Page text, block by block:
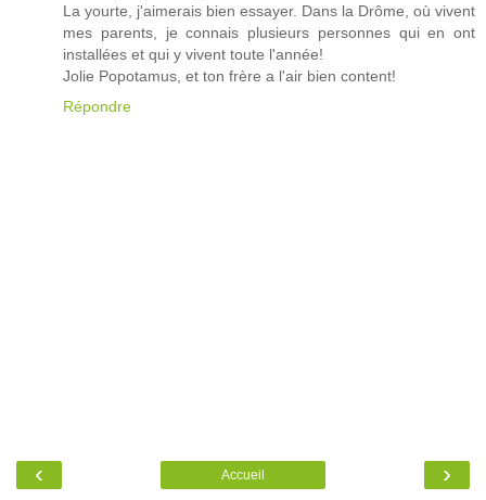
La yourte, j'aimerais bien essayer. Dans la Drôme, où vivent
mes parents, je connais plusieurs personnes qui en ont
installées et qui y vivent toute l'année!
Jolie Popotamus, et ton frère a l'air bien content!
Répondre
‹ ›
Accueil